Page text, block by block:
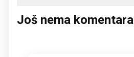
Još nema komentara